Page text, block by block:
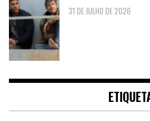
31 DE JULHO DE 2026